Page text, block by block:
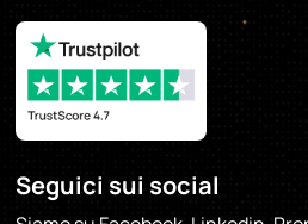
Se sei interessato, compila il
Partnership*
Seguici sui social